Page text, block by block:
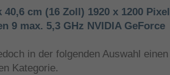
cm (16 Zoll) 1920 x 1200 Pixel
9 max. 5,3 GHz NVIDIA GeForce
in der folgenden Auswahl einen
Kategorie.